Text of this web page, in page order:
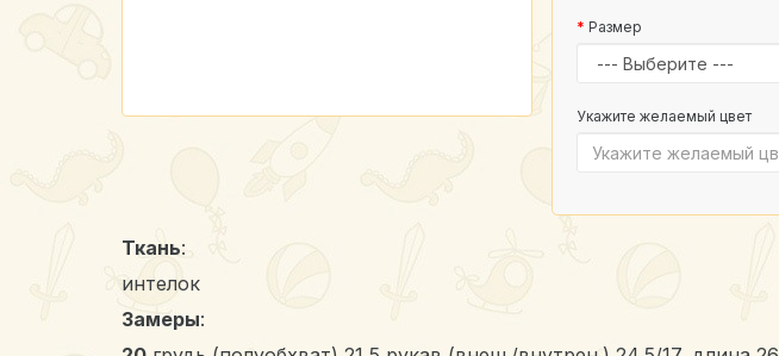
Размер
Укажите желаемый цвет
Ткань:
интелок
Замеры: